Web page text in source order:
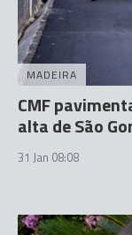
MADEIRA
CMF
alta de São
31 Jan 08:08